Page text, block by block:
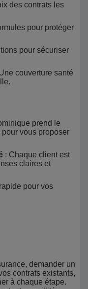
des contrats les
pour protéger
pour sécuriser
couverture santé
prend le
vous proposer
: Chaque client est
claires et
pour vos
demander un
contrats existants,
à chaque étape.